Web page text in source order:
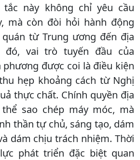
tắc này không chỉ yêu cầu
mà còn đòi hỏi hành động
từ Trung ương đến địa
đó, vai trò tuyến đầu của
phương được coi là điều kiện
hẹp khoảng cách từ Nghị
thực chất. Chính quyền địa
sao chép máy móc, mà
thần tự chủ, sáng tạo, dám
dám chịu trách nhiệm. Thời
phát triển đặc biệt quan